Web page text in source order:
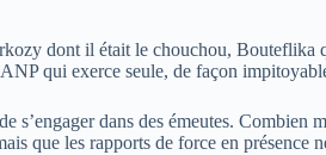
dont il était le chouchou, Bouteflika
qui exerce seule, de façon
s’engager dans des émeutes. Combien
que les rapports de force en